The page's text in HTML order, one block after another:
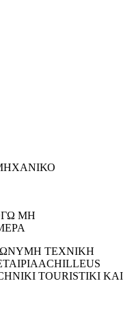
ΜΗ
ΤΕΧΝΙΚΗ
ACHILLEUS
TOURISTIKI KAI